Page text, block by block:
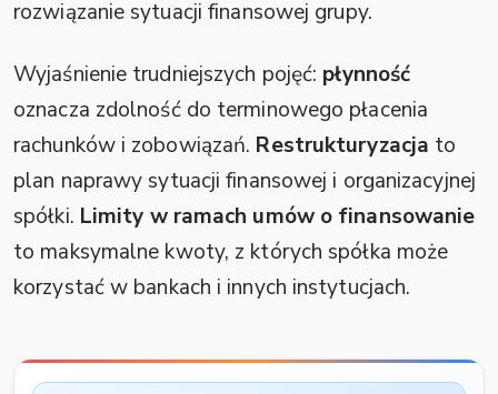
rozwiązanie sytuacji finansowej grupy.
Wyjaśnienie trudniejszych pojęć: płynność
oznacza zdolność do terminowego płacenia
rachunków i zobowiązań. Restrukturyzacja to
plan naprawy sytuacji finansowej i organizacyjnej
spółki. Limity w ramach umów o finansowanie
to maksymalne kwoty, z których spółka może
korzystać w bankach i innych instytucjach.